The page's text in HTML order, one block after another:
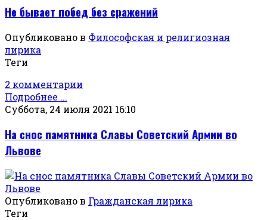
Не бывает побед без сражений
Опубликовано в Философская и религиозная
лирика
Теги
2 комментарии
Подробнее ...
Суббота, 24 июля 2021 16:10
На снос памятника Славы Советский Армии во
Львове
Опубликовано в Гражданская лирика
Теги